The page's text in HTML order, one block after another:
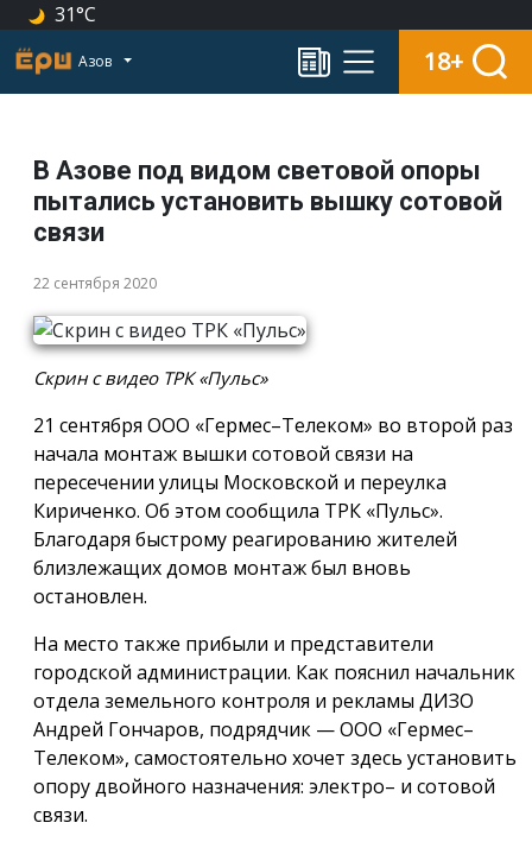
31°C
Азов 18+
В Азове под видом световой опоры
пытались установить вышку сотовой
связи
22 сентября 2020
Скрин с видео ТРК «Пульс»
21 сентября ООО «Гермес–Телеком» во второй раз
начала монтаж вышки сотовой связи на
пересечении улицы Московской и переулка
Кириченко. Об этом сообщила ТРК «Пульс».
Благодаря быстрому реагированию жителей
близлежащих домов монтаж был вновь
остановлен.
На место также прибыли и представители
городской администрации. Как пояснил начальник
отдела земельного контроля и рекламы ДИЗО
Андрей Гончаров, подрядчик — ООО «Гермес–
Телеком», самостоятельно хочет здесь установить
опору двойного назначения: электро– и сотовой
связи.